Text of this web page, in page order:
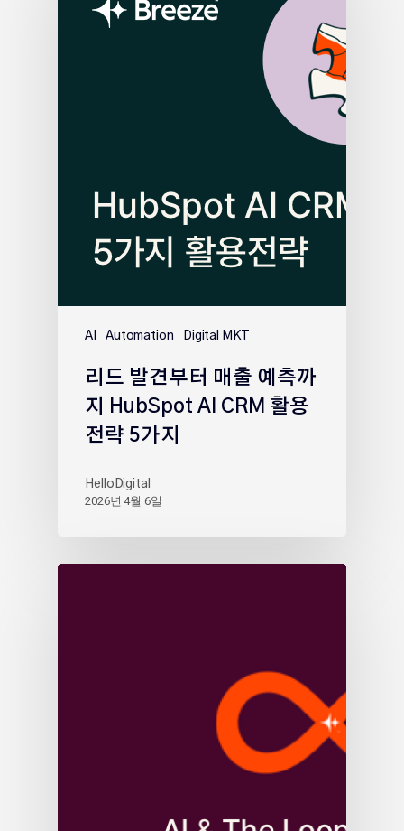
AI Automation Digital MKT
리드 발견부터 매출 예측까
지 HubSpot AI CRM 활용
전략 5가지
HelloDigital
2026년 4월 6일